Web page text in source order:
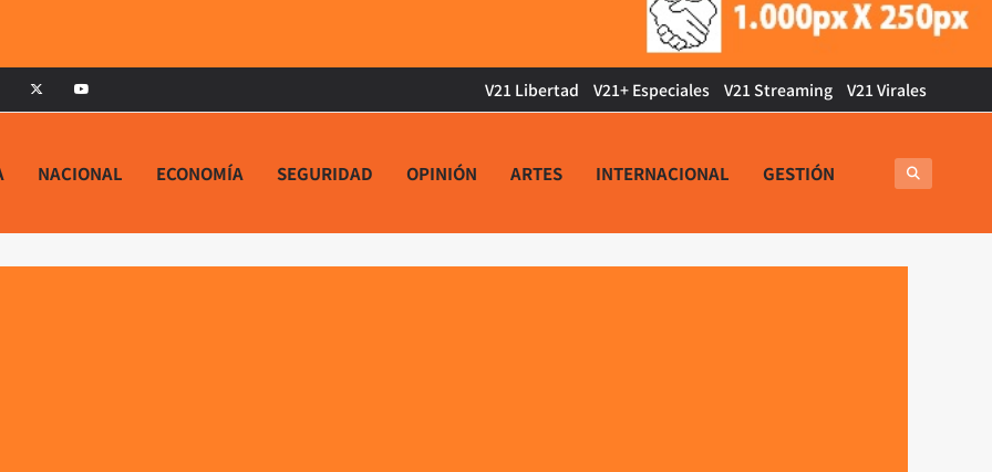
V21 Libertad V21+ Especiales V21 Streaming V21 Virales
NACIONAL ECONOMÍA SEGURIDAD OPINIÓN ARTES INTERNACIONAL GESTIÓN